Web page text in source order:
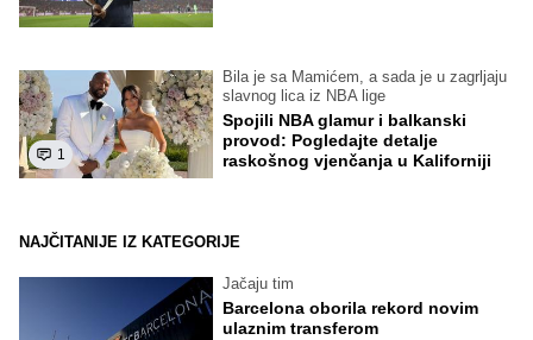
1
Bila je sa Mamićem, a sada je u zagrljaju
slavnog lica iz NBA lige
Spojili NBA glamur i balkanski
provod: Pogledajte detalje
raskošnog vjenčanja u Kaliforniji
NAJČITANIJE IZ KATEGORIJE
Jačaju tim
Barcelona oborila rekord novim
ulaznim transferom